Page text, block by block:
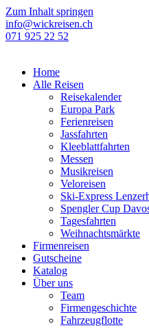
Zum Inhalt springen
info@wickreisen.ch
071 925 22 52
Home
Alle Reisen
Reisekalender
Europa Park
Ferienreisen
Jassfahrten
Kleeblattfahrten
Messen
Musikreisen
Veloreisen
Ski-Express
Spengler Cup
Tagesfahrten
Weihnachtsmärkte
Firmenreisen
Gutscheine
Katalog
Über uns
Team
Firmengeschichte
Fahrzeugflotte